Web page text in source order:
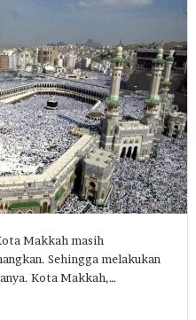
Makkah masih
Sehingga melakukan
Kota Makkah,…